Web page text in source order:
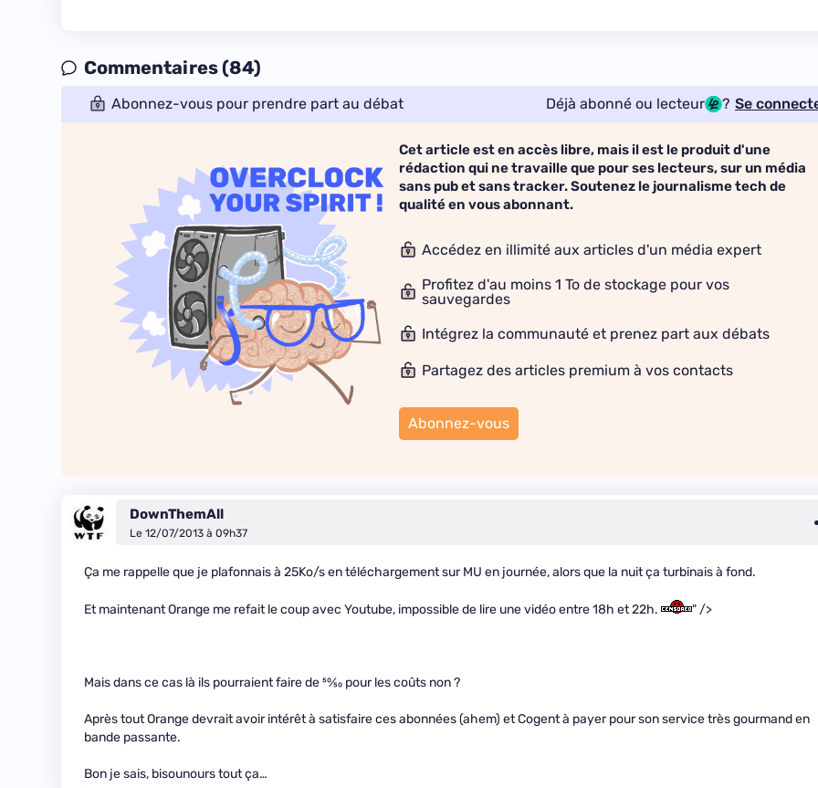
Commentaires (84)
Abonnez-vous pour prendre part au débat Déjà abonné ou lecteur ? Se
Cet article est en accès libre, mais il est le produit d'une
rédaction qui ne travaille que pour ses lecteurs, sur un média
sans pub et sans tracker. Soutenez le journalisme tech de
qualité en vous abonnant.
Accédez en illimité aux articles d'un média expert
Profitez d'au moins 1 To de stockage pour vos
sauvegardes
Intégrez la communauté et prenez part aux débats
Partagez des articles premium à vos contacts
Abonnez-vous
DownThemAll
Le 12/07/2013 à 09h37
Ça me rappelle que je plafonnais à 25Ko/s en téléchargement sur MU en journée, alors que la nuit ça turbinais à fond.
Et maintenant Orange me refait le coup avec Youtube, impossible de lire une vidéo entre 18h et 22h. " />
Mais dans ce cas là ils pourraient faire de50⁄50 pour les coûts non ?
Après tout Orange devrait avoir intérêt à satisfaire ces abonnées (ahem) et Cogent à payer pour son service très gourmand en
bande passante.
Bon je sais, bisounours tout ça…